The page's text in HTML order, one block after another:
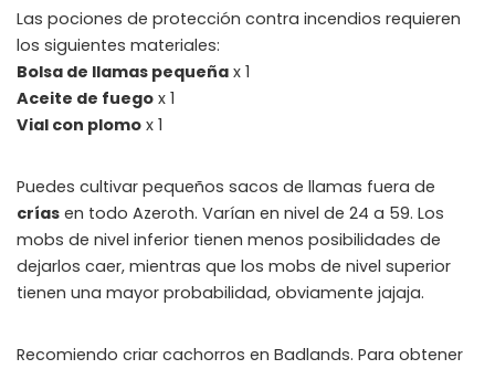
Las pociones de protección contra incendios requieren
los siguientes materiales:
Bolsa de llamas pequeña x 1
Aceite de fuego x 1
Vial con plomo x 1
Puedes cultivar pequeños sacos de llamas fuera de
crías en todo Azeroth. Varían en nivel de 24 a 59. Los
mobs de nivel inferior tienen menos posibilidades de
dejarlos caer, mientras que los mobs de nivel superior
tienen una mayor probabilidad, obviamente jajaja.
Recomiendo criar cachorros en Badlands. Para obtener